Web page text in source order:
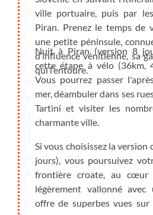
ville portuaire, puis par
Piran. Prenez le temps de
une petite péninsule,
d’influence vénitienne, sa
qui l’entoure.
Nuit à Piran (version 8
cette étape à vélo (36km,
Vous pourrez passer
mer, déambuler dans ses
Tartini et visiter les
charmante ville.
Si vous choisissez la version
jours), vous poursuivez
frontière croate, au cœur
légèrement vallonné avec
offre de superbes vues